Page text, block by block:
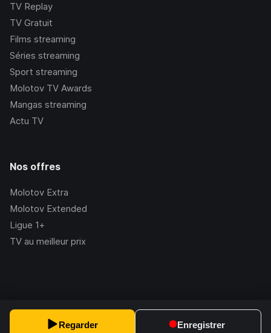
Regarder Enregistrer
TV Replay
TV Gratuit
Films streaming
Séries streaming
Sport streaming
Molotov TV Awards
Mangas streaming
Actu TV
Nos offres
Molotov Extra
Molotov Extended
Ligue 1+
TV au meilleur prix
2.228.1